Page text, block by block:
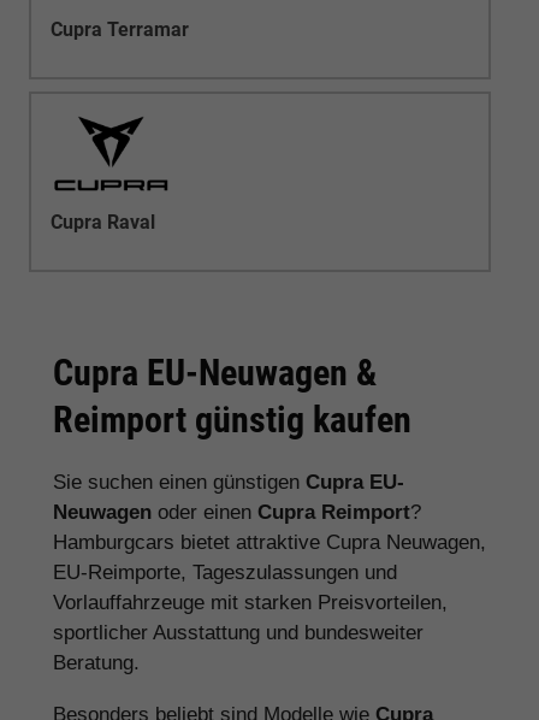
Cupra Terramar
Cupra Raval
Cupra EU-Neuwagen &
Reimport günstig kaufen
Sie suchen einen günstigen Cupra EU-
Neuwagen oder einen Cupra Reimport?
Hamburgcars bietet attraktive Cupra Neuwagen,
EU-Reimporte, Tageszulassungen und
Vorlauffahrzeuge mit starken Preisvorteilen,
sportlicher Ausstattung und bundesweiter
Beratung.
Besonders beliebt sind Modelle wie Cupra